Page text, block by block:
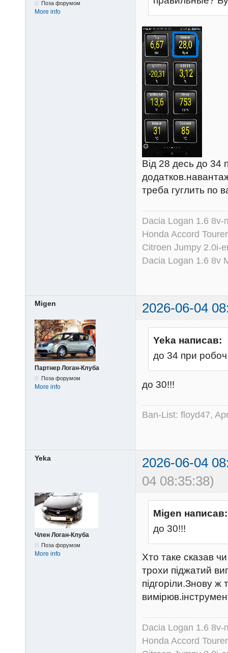
Поза форумом
More info
Від 28 десь до 34
треба гуглить по
Dacia Logan 1.6
Honda Accord
Citroen Jumpy 2.0i-
Dacia Logan 1.6 8v
Migen 2026-06-04
Партнер Логан-Клуба
Поза форумом
More info
Yeka написав:
до 34 при
до 30!!!
Ban-List: floyd47,
Yeka
2026-06-04
04 08:35:38)
Член Логан-Клуба
Поза форумом
More info
Migen написав:
до 30!!!
Хто таке сказав
трохи піджатий
підгоріли.Знову ж
Dacia Logan 1.6
Honda Accord